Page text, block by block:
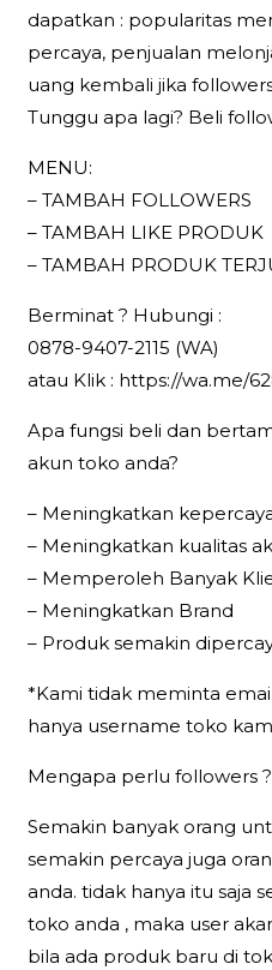
dapatkan : popularitas
percaya, penjualan
uang kembali jika
Tunggu apa lagi? Beli
MENU:
– TAMBAH FOLLOWERS
– TAMBAH LIKE PRODUK
– TAMBAH PRODUK
Berminat ? Hubungi :
0878-9407-2115 (WA)
atau Klik : https://wa.me/
Apa fungsi beli dan
akun toko anda?
– Meningkatkan
– Meningkatkan kualitas
– Memperoleh Banyak
– Meningkatkan Brand
– Produk semakin
*Kami tidak meminta
hanya username toko
Mengapa perlu followers ?
Semakin banyak orang
semakin percaya juga
anda. tidak hanya itu saja
toko anda , maka user
bila ada produk baru di